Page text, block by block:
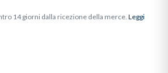
14 giorni dalla ricezione della merce. Leggi